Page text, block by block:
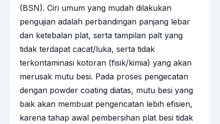
(BSN). Ciri umum yang mudah dilakukan
pengujian adalah perbandingan panjang lebar
dan ketebalan plat, serta tampilan palt yang
tidak terdapat cacat/luka, serta tidak
terkontaminasi kotoran (fisik/kimia) yang akan
merusak mutu besi. Pada proses pengecatan
dengan powder coating diatas, mutu besi yang
baik akan membuat pengencatan lebih efisien,
karena tahap awal pembersihan plat besi tidak